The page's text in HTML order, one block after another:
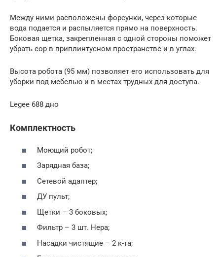
Между ними расположены форсунки, через которые
вода подается и распыляется прямо на поверхность.
Боковая щетка, закрепленная с одной стороны поможет
убрать сор в приплинтусном пространстве и в углах.
Высота робота (95 мм) позволяет его использовать для
уборки под мебелью и в местах трудных для доступа.
Legee 688 дно
Комплектность
Моющий робот;
Зарядная база;
Сетевой адаптер;
ДУ пульт;
Щетки – 3 боковых;
Фильтр – 3 шт. Hepa;
Насадки чистящие – 2 к-та;